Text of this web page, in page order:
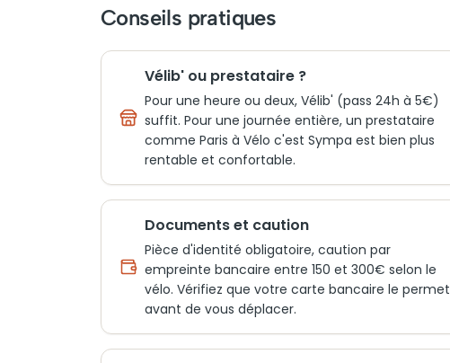
Conseils pratiques
Vélib' ou prestataire ?
Pour une heure ou deux, Vélib' (pass 24h à 5€)
suffit. Pour une journée entière, un prestataire
comme Paris à Vélo c'est Sympa est bien plus
rentable et confortable.
Documents et caution
Pièce d'identité obligatoire, caution par
empreinte bancaire entre 150 et 300€ selon le
vélo. Vérifiez que votre carte bancaire le permet
avant de vous déplacer.